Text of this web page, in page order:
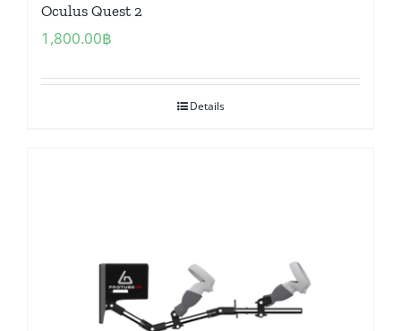
Oculus Quest 2
1,800.00฿
Details